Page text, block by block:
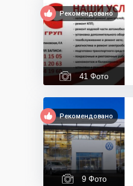
Рекомендовано
41 Фото
Рекомендовано
9 Фото